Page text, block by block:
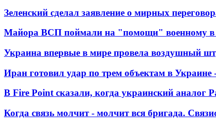
Зеленский сделал заявление о мирных
Майора ВСП поймали на "помощи" военному
Украина впервые в мире провела воздушный
Иран готовил удар по трем объектам в
В Fire Point сказали, когда украинский аналог
Когда связь молчит - молчит вся бригада.